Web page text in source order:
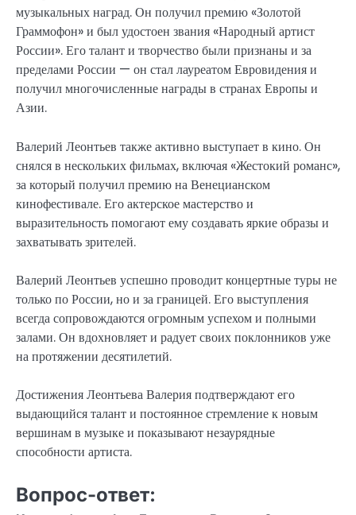
музыкальных наград. Он получил премию «Золотой
Граммофон» и был удостоен звания «Народный артист
России». Его талант и творчество были признаны и за
пределами России — он стал лауреатом Евровидения и
получил многочисленные награды в странах Европы и
Азии.
Валерий Леонтьев также активно выступает в кино. Он
снялся в нескольких фильмах, включая «Жестокий романс»,
за который получил премию на Венецианском
кинофестивале. Его актерское мастерство и
выразительность помогают ему создавать яркие образы и
захватывать зрителей.
Валерий Леонтьев успешно проводит концертные туры не
только по России, но и за границей. Его выступления
всегда сопровождаются огромным успехом и полными
залами. Он вдохновляет и радует своих поклонников уже
на протяжении десятилетий.
Достижения Леонтьева Валерия подтверждают его
выдающийся талант и постоянное стремление к новым
вершинам в музыке и показывают незаурядные
способности артиста.
Вопрос-ответ: